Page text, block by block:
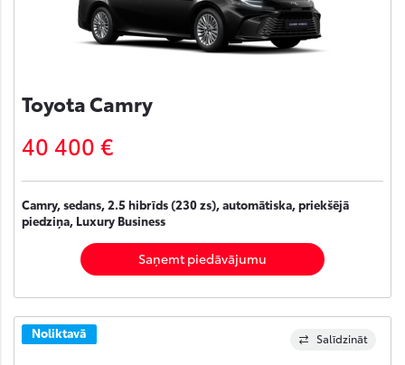
Toyota Camry
40 400 €
Camry, sedans, 2.5 hibrīds (230 zs), automātiska, priekšējā
piedziņa, Luxury Business
Saņemt piedāvājumu
Salīdzināt
Noliktavā